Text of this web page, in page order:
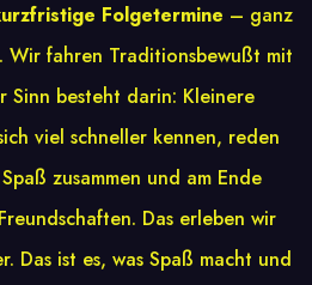
Folgetermine – ganz
Wir fahren Traditionsbewußt mit
Sinn besteht darin: Kleinere
viel schneller kennen, reden
zusammen und am Ende
Das erleben wir
Das ist es, was Spaß macht und